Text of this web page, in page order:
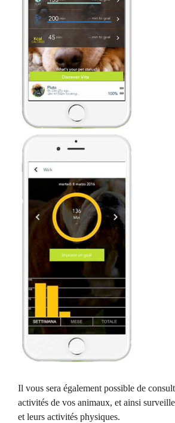
Il vous sera également possible de
activités de vos animaux, et ainsi
et leurs activités physiques.